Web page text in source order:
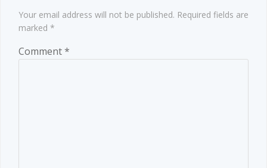
Your email address will not be published. Required fields are
marked *
Comment*